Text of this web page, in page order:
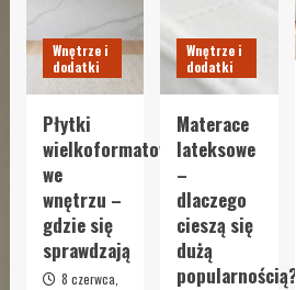
Wnętrze i
dodatki
Płytki
wielkoformatowe
we
wnętrzu –
gdzie się
sprawdzają
8 czerwca,
Wnętrze i
dodatki
Materace
lateksowe
–
dlaczego
cieszą się
dużą
popularnością?